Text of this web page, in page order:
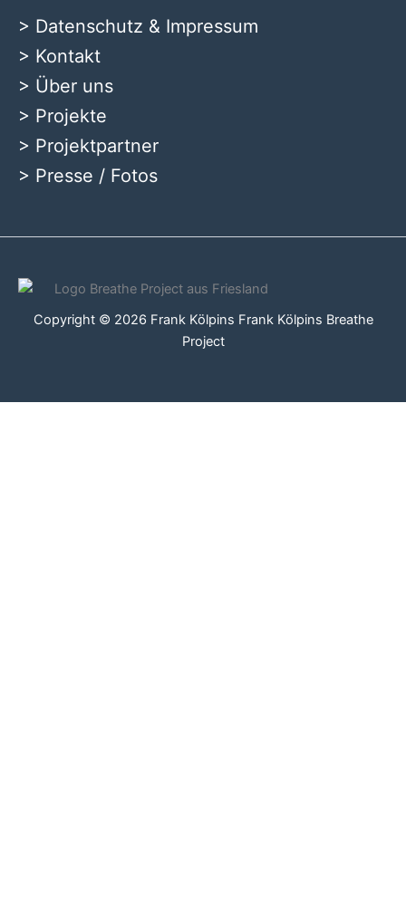
> Datenschutz & Impressum
> Kontakt
> Über uns
> Projekte
> Projektpartner
> Presse / Fotos
Copyright © 2026 Frank Kölpins Frank Kölpins Breathe
Project